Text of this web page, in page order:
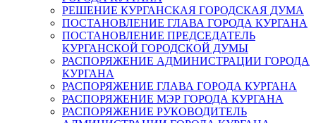
РЕШЕНИЕ КУРГАНСКАЯ ГОРОДСКАЯ ДУМА
ПОСТАНОВЛЕНИЕ ГЛАВА ГОРОДА КУРГАНА
ПОСТАНОВЛЕНИЕ ПРЕДСЕДАТЕЛЬ
КУРГАНСКОЙ ГОРОДСКОЙ ДУМЫ
РАСПОРЯЖЕНИЕ АДМИНИСТРАЦИИ ГОРОДА
КУРГАНА
РАСПОРЯЖЕНИЕ ГЛАВА ГОРОДА КУРГАНА
РАСПОРЯЖЕНИЕ МЭР ГОРОДА КУРГАНА
РАСПОРЯЖЕНИЕ РУКОВОДИТЕЛЬ